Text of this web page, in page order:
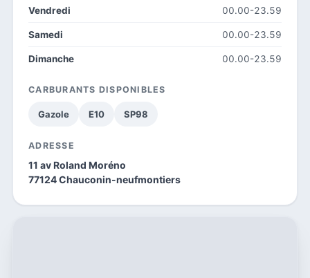
Vendredi 00.00-23.59
Samedi 00.00-23.59
Dimanche 00.00-23.59
CARBURANTS DISPONIBLES
Gazole E10 SP98
ADRESSE
11 av Roland Moréno
77124 Chauconin-neufmontiers